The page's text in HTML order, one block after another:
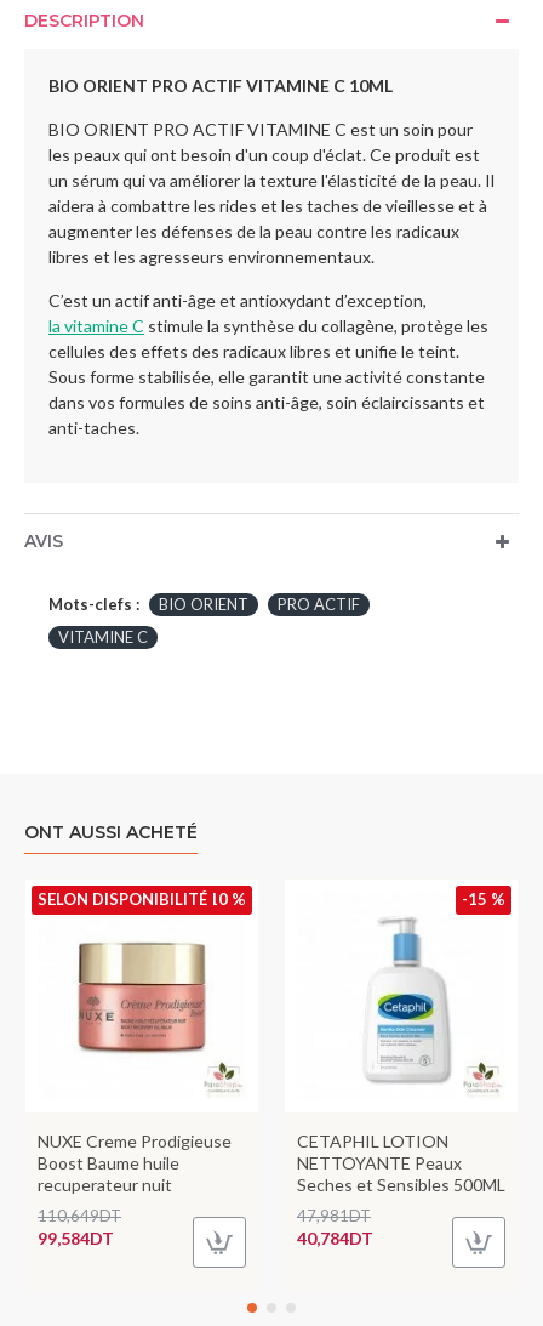
DESCRIPTION
BIO ORIENT PRO ACTIF VITAMINE C 10ML
BIO ORIENT PRO ACTIF VITAMINE C est un soin pour
les peaux qui ont besoin d'un coup d'éclat. Ce produit est
un sérum qui va améliorer la texture l'élasticité de la peau. Il
aidera à combattre les rides et les taches de vieillesse et à
augmenter les défenses de la peau contre les radicaux
libres et les agresseurs environnementaux.
C’est un actif anti-âge et antioxydant d’exception,
la vitamine C stimule la synthèse du collagène, protège les
cellules des effets des radicaux libres et unifie le teint.
Sous forme stabilisée, elle garantit une activité constante
dans vos formules de soins anti-âge, soin éclaircissants et
anti-taches.
AVIS
Mots-clefs : BIO ORIENT
PRO ACTIF
VITAMINE C
ONT AUSSI ACHETÉ
-10 %
SELON DISPONIBILITÉ
NUXE Creme Prodigieuse
Boost Baume huile
recuperateur nuit
99,584DT
110,649DT
-15 %
CETAPHIL LOTION
NETTOYANTE Peaux
Seches et Sensibles 500ML
40,784DT
47,981DT